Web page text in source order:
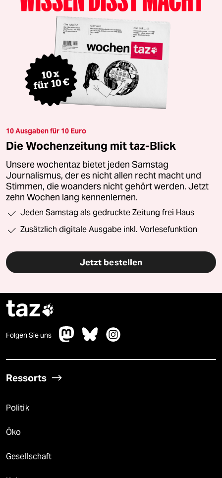
10 Ausgaben für 10 Euro
Die Wochenzeitung mit taz-Blick
Unsere wochentaz bietet jeden Samstag
Journalismus, der es nicht allen recht macht und
Stimmen, die woanders nicht gehört werden. Jetzt
zehn Wochen lang kennenlernen.
Jeden Samstag als gedruckte Zeitung frei Haus
Zusätzlich digitale Ausgabe inkl. Vorlesefunktion
Jetzt bestellen
taz
Folgen Sie uns
Ressorts
Politik
Öko
Gesellschaft